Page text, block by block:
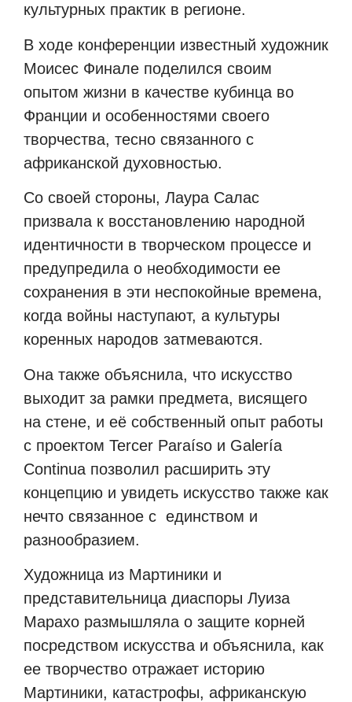
культурных практик в регионе.
В ходе конференции известный художник
Моисес Финале поделился своим
опытом жизни в качестве кубинца во
Франции и особенностями своего
творчества, тесно связанного с
африканской духовностью.
Со своей стороны, Лаура Салас
призвала к восстановлению народной
идентичности в творческом процессе и
предупредила о необходимости ее
сохранения в эти неспокойные времена,
когда войны наступают, а культуры
коренных народов затмеваются.
Она также объяснила, что искусство
выходит за рамки предмета, висящего
на стене, и её собственный опыт работы
с проектом Tercer Paraíso и Galería
Continua позволил расширить эту
концепцию и увидеть искусство также как
нечто связанное с единством и
разнообразием.
Художница из Мартиники и
представительница диаспоры Луиза
Марахо размышляла о защите корней
посредством искусства и объяснила, как
ее творчество отражает историю
Мартиники, катастрофы, африканскую